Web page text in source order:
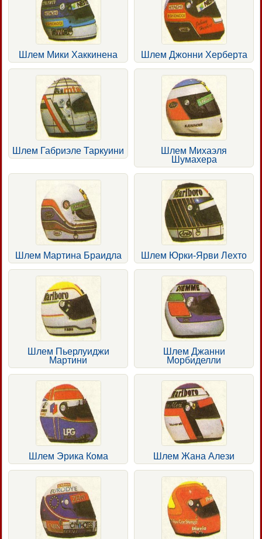
Шлем Мики Хаккинена Шлем Джонни Херберта
Шлем Габриэле Таркуини
Шлем Михаэля
Шумахера
Шлем Мартина Браидла Шлем Юрки-Ярви Лехто
Шлем Пьерлуиджи
Мартини
Шлем Джанни
Морбиделли
Шлем Эрика Кома Шлем Жана Алези